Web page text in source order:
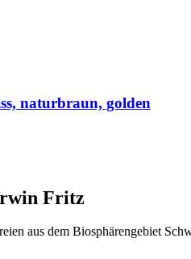
naturbraun, golden
Fritz
aus dem Biosphärengebiet